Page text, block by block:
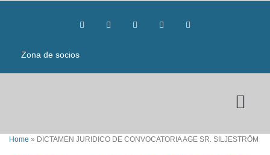
Zona de socios
Home » DICTAMEN JURIDICO DE CONVOCATORIA AGE SR. SILJESTRÖM